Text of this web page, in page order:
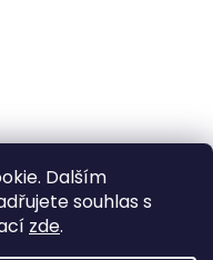
Dalším
souhlas s
zde.